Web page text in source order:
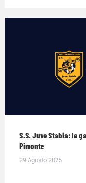
S.S. Juve Stabia: le
Pimonte
29 Agosto 2025